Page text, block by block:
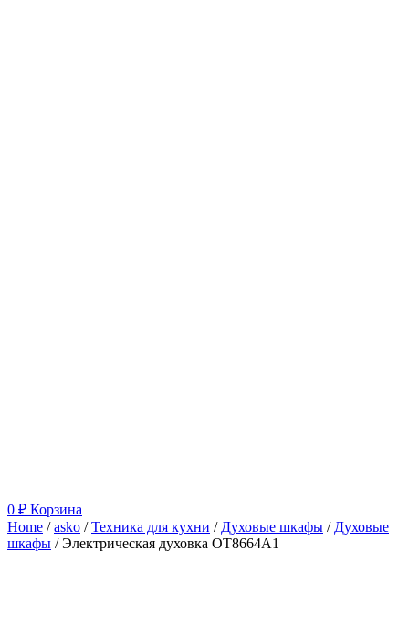
0 ₽ Корзина
Home /asko /Техника для кухни / Духовые шкафы / Духовые
шкафы / Электрическая духовка OT8664A1